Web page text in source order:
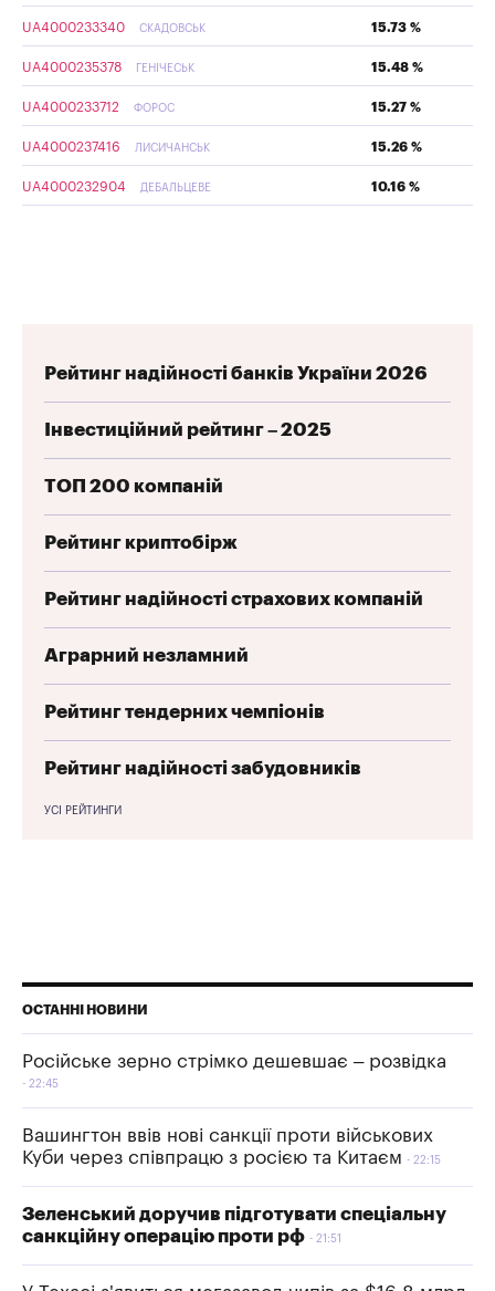
UA4000233340 СКАДОВСЬК 15.73 %
UA4000235378 ГЕНІЧЕСЬК 15.48 %
UA4000233712 ФОРОС 15.27 %
UA4000237416 ЛИСИЧАНСЬК 15.26 %
UA4000232904 ДЕБАЛЬЦЕВЕ 10.16 %
Рейтинг надійності банків України 2026
Інвестиційний рейтинг – 2025
ТОП 200 компаній
Рейтинг криптобірж
Рейтинг надійності страхових компаній
Аграрний незламний
Рейтинг тендерних чемпіонів
Рейтинг надійності забудовників
УСІ РЕЙТИНГИ
ОСТАННІ НОВИНИ
Російське зерно стрімко дешевшає – розвідка
22:45
Вашингтон ввів нові санкції проти військових
Куби через співпрацю з росією та Китаєм
22:15
Зеленський доручив підготувати спеціальну
санкційну операцію проти рф
21:51